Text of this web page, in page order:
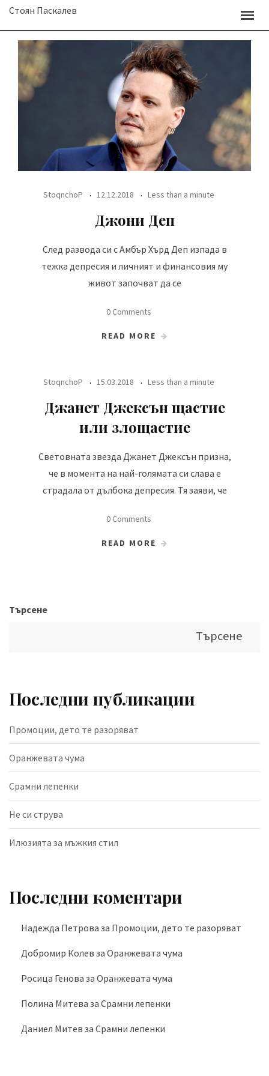
Skip
content
Стоян Паскалев
StoqnchoP 12.12.2018 Less than a minute
Джони Деп
След развода си с Амбър Хърд Деп изпада в
тежка депресия и личният и финансовия му
живот започват да се
0 Comments
READ MORE
StoqnchoP 15.03.2018 Less than a minute
Джанет Джексън щастие
или злощастие
Световната звезда Джанет Джексън призна,
че в момента на най-голямата си слава е
страдала от дълбока депресия. Тя заяви, че
0 Comments
READ MORE
Търсене
Търсене
Последни публикации
Промоции, дето те разоряват
Оранжевата чума
Срамни лепенки
Не си струва
Илюзията за мъжкия стил
Последни коментари
Надежда Петрова за Промоции, дето те разоряват
Добромир Колев за Оранжевата чума
Росица Генова за Оранжевата чума
Полина Митева за Срамни лепенки
Даниел Митев за Срамни лепенки